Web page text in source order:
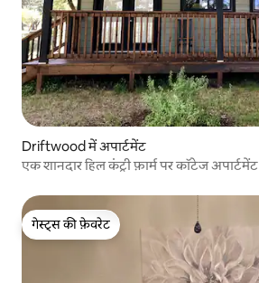
Driftwood में अपार्टमेंट
एक शानदार हिल कंट्री फ़ार्म पर कॉटेज अपार्टमेंट
गेस्ट्स की फ़ेवरेट
गेस्ट्स की फ़ेवरेट